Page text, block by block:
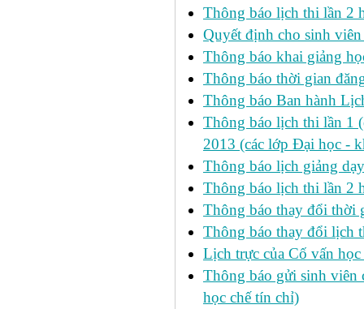
Thông báo lịch thi lần 2
Quyết định cho sinh
Thông báo khai giảng
Thông báo thời gian
Thông báo Ban hành
Thông báo lịch thi lần 1
2013 (các lớp Đại học -
Thông báo lịch giảng
Thông báo lịch thi lần 2
Thông báo thay đổi thời
Thông báo thay đổi lịch
Lịch trực của Cố vấn học
Thông báo gửi sinh viên
học chế tín chỉ)